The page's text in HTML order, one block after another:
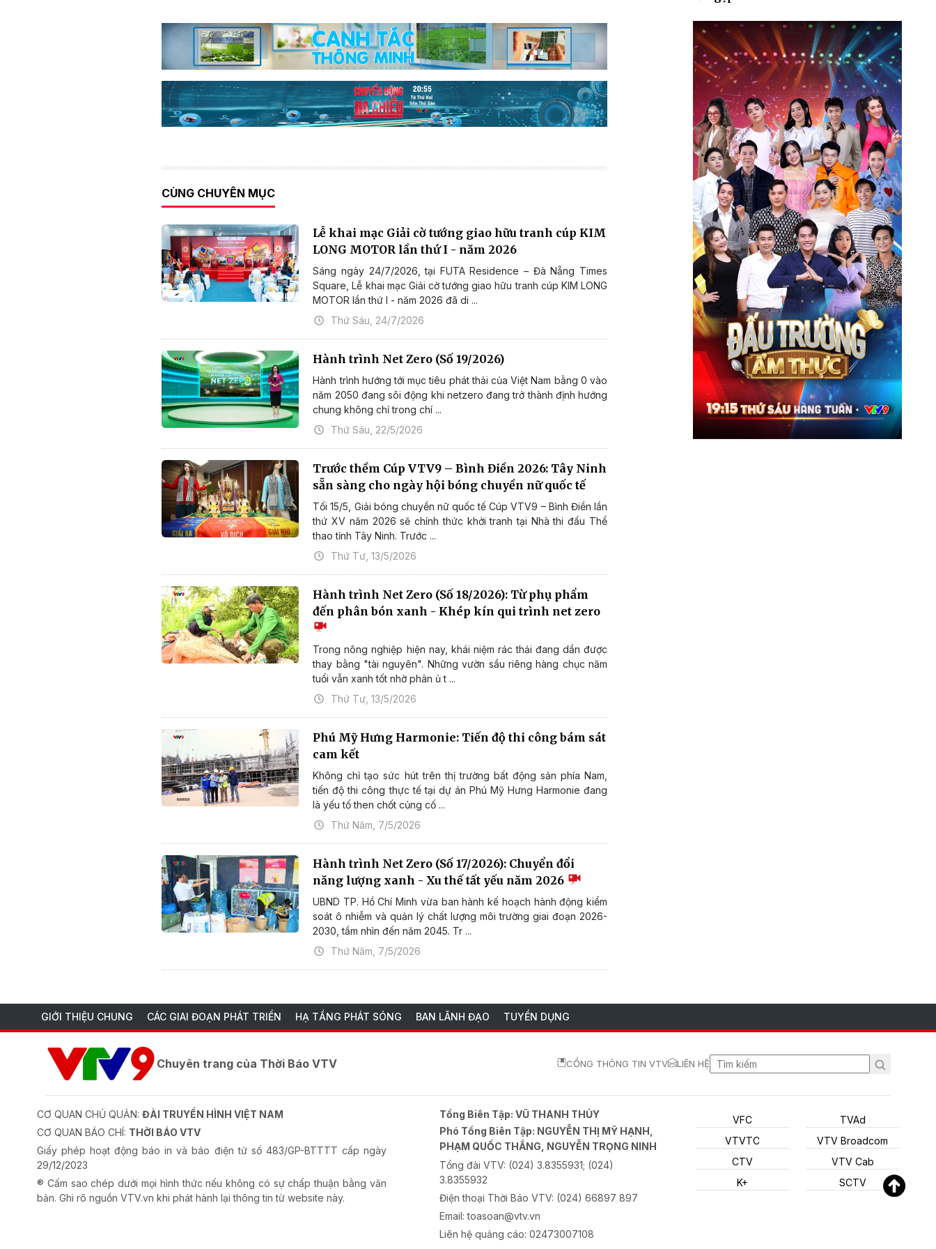
CÙNG CHUYÊN MỤC
Lễ khai mạc Giải cờ tướng giao hữu tranh cúp KIM
LONG MOTOR lần thứ I - năm 2026
Sáng ngày 24/7/2026, tại FUTA Residence – Đà Nẵng Times
Square, Lễ khai mạc Giải cờ tướng giao hữu tranh cúp KIM LONG
MOTOR lần thứ I - năm 2026 đã di ...
Thứ Sáu, 24/7/2026
Hành trình Net Zero (Số 19/2026)
Hành trình hướng tới mục tiêu phát thải của Việt Nam bằng 0 vào
năm 2050 đang sôi động khi netzero đang trở thành định hướng
chung không chỉ trong chí ...
Thứ Sáu, 22/5/2026
Trước thềm Cúp VTV9 – Bình Điền 2026: Tây Ninh
sẵn sàng cho ngày hội bóng chuyền nữ quốc tế
Tối 15/5, Giải bóng chuyền nữ quốc tế Cúp VTV9 – Bình Điền lần
thứ XV năm 2026 sẽ chính thức khởi tranh tại Nhà thi đấu Thể
thao tỉnh Tây Ninh. Trước ...
Thứ Tư, 13/5/2026
Hành trình Net Zero (Số 18/2026): Từ phụ phẩm
đến phân bón xanh - Khép kín qui trình net zero
Trong nông nghiệp hiện nay, khái niệm rác thải đang dần được
thay bằng "tài nguyên". Những vườn sầu riêng hàng chục năm
tuổi vẫn xanh tốt nhờ phân ủ t ...
Thứ Tư, 13/5/2026
Phú Mỹ Hưng Harmonie: Tiến độ thi công bám sát
cam kết
Không chỉ tạo sức hút trên thị trường bất động sản phía Nam,
tiến độ thi công thực tế tại dự án Phú Mỹ Hưng Harmonie đang
là yếu tố then chốt củng cố ...
Thứ Năm, 7/5/2026
Hành trình Net Zero (Số 17/2026): Chuyển đổi
năng lượng xanh - Xu thế tất yếu năm 2026
UBND TP. Hồ Chí Minh vừa ban hành kế hoạch hành động kiểm
soát ô nhiễm và quản lý chất lượng môi trường giai đoạn 2026-
2030, tầm nhìn đến năm 2045. Tr ...
Thứ Năm, 7/5/2026
GIỚI THIỆU CHUNG CÁC GIAI ĐOẠN PHÁT TRIỂN HẠ TẦNG PHÁT SÓNG BAN LÃNH ĐẠO TUYỂN DỤNG
Chuyên trang của Thời Báo VTV CỔNG THÔNG TIN VTV LIÊN HỆ
CƠ QUAN CHỦ QUẢN: ĐÀI TRUYỀN HÌNH VIỆT NAM
CƠ QUAN BÁO CHÍ: THỜI BÁO VTV
Giấy phép hoạt động báo in và báo điện tử số 483/GP-BTTTT cấp ngày
29/12/2023
® Cấm sao chép dưới mọi hình thức nếu không có sự chấp thuận bằng văn
bản. Ghi rõ nguồn VTV.vn khi phát hành lại thông tin từ website này.
Tổng Biên Tập:VŨ THANH THỦY
Phó Tổng Biên Tập: NGUYỄN THỊ MỸ HẠNH,
PHẠM QUỐC THẮNG, NGUYỄN TRỌNG NINH
Tổng đài VTV: (024) 3.8355931; (024)
3.8355932
Điện thoại Thời Báo VTV: (024) 66897 897
Email:toasoan@vtv.vn
Liên hệ quảng cáo:02473007108
VFC
VTVTC
CTV
K+
TVAd
VTV Broadcom
VTV Cab
SCTV